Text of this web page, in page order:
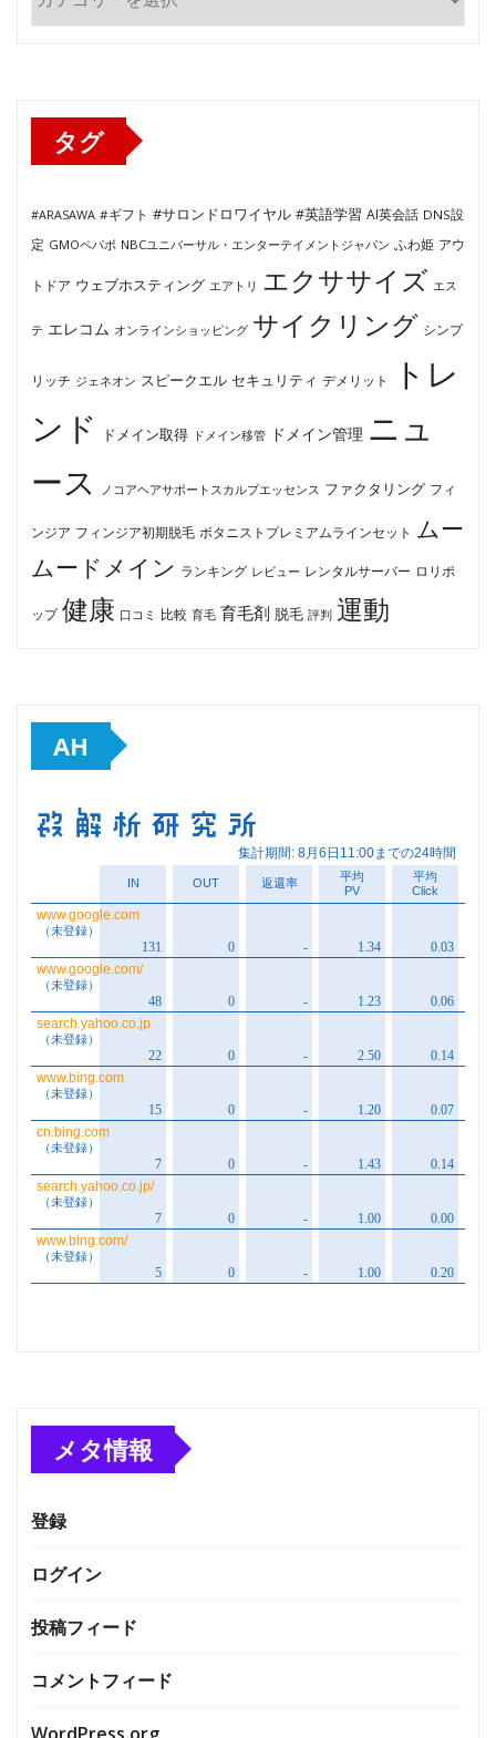
タグ
#ARASAWA #ギフト #サロンドロワイヤル #英語学習 AI英会話 DNS設
定 GMOペパボ NBCユニバーサル・エンターテイメントジャパン ふわ姫 アウ
トドア ウェブホスティング エアトリ エクササイズ エス
テ エレコム オンラインショッピング サイクリング シンプ
リッチ ジェネオン スピークエル セキュリティ デメリット
トレ
ンド
ドメイン取得 ドメイン移管 ドメイン管理 ニュ
ース
ノコアヘアサポートスカルプエッセンス ファクタリング フィ
ンジア フィンジア初期脱毛 ボタニストプレミアムラインセット ムー
ムードメイン ランキング レビュー レンタルサーバー ロリポ
ップ 健康 口コミ 比較 育毛 育毛剤 脱毛 評判 運動
AH
メタ情報
登録
ログイン
投稿フィード
コメントフィード